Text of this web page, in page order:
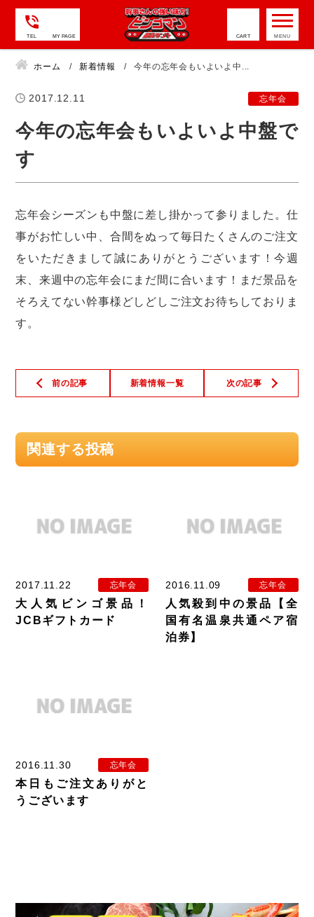
TEL MY PAGE CART
ホーム 新着情報 今年の忘年会もいよいよ中...
2017.12.11 忘年会
今年の忘年会もいよいよ中盤で
す
忘年会シーズンも中盤に差し掛かって参りました。仕
事がお忙しい中、合間をぬって毎日たくさんのご注文
をいただきまして誠にありがとうございます！今週
末、来週中の忘年会にまだ間に合います！まだ景品を
そろえてない幹事様どしどしご注文お待ちしておりま
す。
前の記事 次の記事
新着情報一覧
関連する投稿
2017.11.22 忘年会
大人気ビンゴ景品！
JCBギフトカード
2016.11.09 忘年会
人気殺到中の景品【全
国有名温泉共通ペア宿
泊券】
2016.11.30 忘年会
本日もご注文ありがと
うございます